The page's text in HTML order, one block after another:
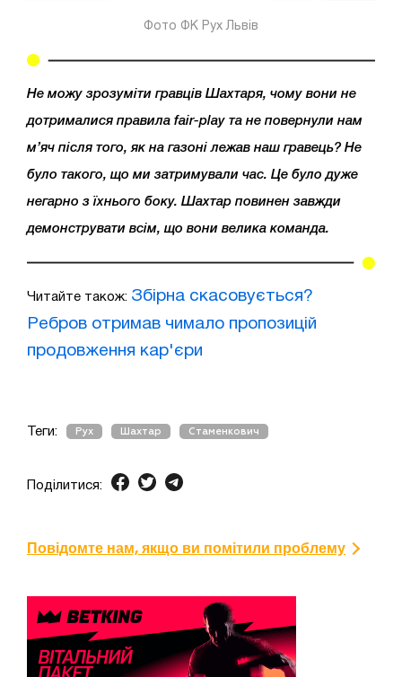
Фото ФК Рух Львів
Не можу зрозуміти гравців Шахтаря, чому вони не
дотрималися правила fair-play та не повернули нам
м’яч після того, як на газоні лежав наш гравець? Не
було такого, що ми затримували час. Це було дуже
негарно з їхнього боку. Шахтар повинен завжди
демонструвати всім, що вони велика команда.
Читайте також: Збірна скасовується?
Ребров отримав чимало пропозицій
продовження кар'єри
Теги: Рух Шахтар Стаменкович
Поділитися:
Повідомте нам, якщо ви помітили проблему